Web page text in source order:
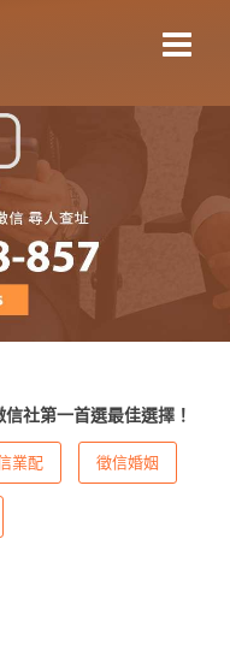
信社第一首選最佳選擇！
業配 徵信婚姻